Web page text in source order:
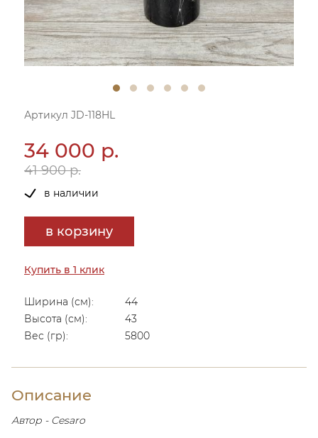
Артикул JD-118HL
34 000 р.
41 900 р.
в наличии
в корзину
Купить в 1 клик
Ширина (см):
44
Высота (см):
43
Вес (гр):
5800
Описание
Автор - Cesaro